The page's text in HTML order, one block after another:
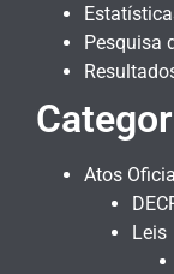
Pesquisa
Atos
Leis